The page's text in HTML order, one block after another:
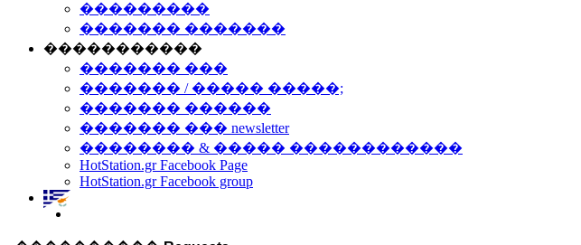
���������
������� �������
�����������
������� ���
������� / ����� �����;
������� ������
������� ��� newsletter
�������� & ����� ������������
HotStation.gr Facebook Page
HotStation.gr Facebook group